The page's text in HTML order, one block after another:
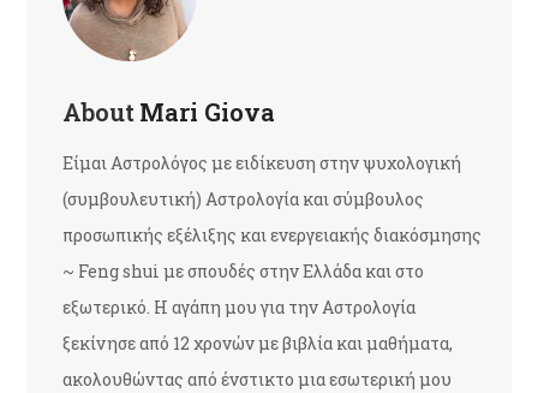
AboutMari Giova
Είμαι Αστρολόγος με ειδίκευση στην ψυχολογική
(συμβουλευτική) Αστρολογία και σύμβουλος
προσωπικής εξέλιξης και ενεργειακής διακόσμησης
~ Feng shui με σπουδές στην Ελλάδα και στο
εξωτερικό. Η αγάπη μου για την Αστρολογία
ξεκίνησε από 12 χρονών με βιβλία και μαθήματα,
ακολουθώντας από ένστικτο μια εσωτερική μου